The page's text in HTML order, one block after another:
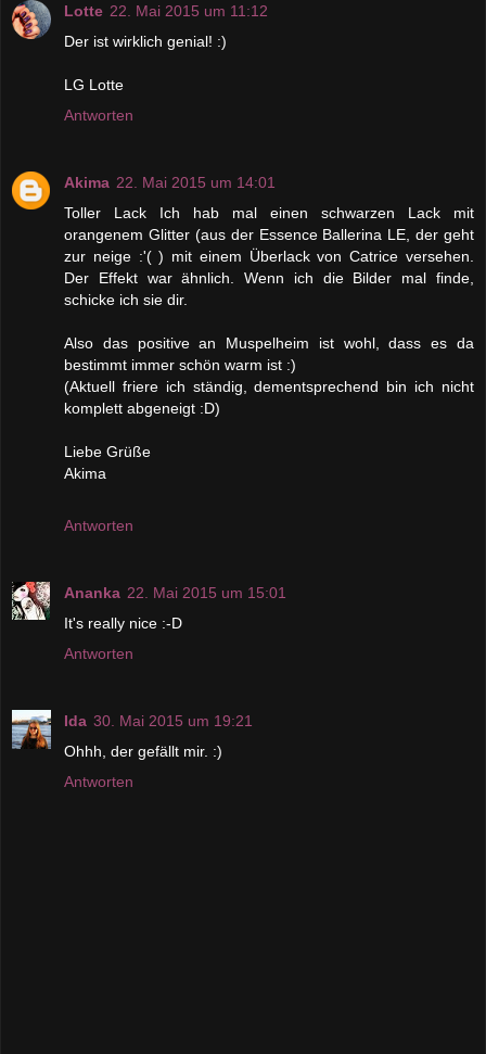
Lotte 22. Mai 2015 um 11:12
Der ist wirklich genial! :)
LG Lotte
Antworten
Akima 22. Mai 2015 um 14:01
Toller Lack Ich hab mal einen schwarzen Lack mit
orangenem Glitter (aus der Essence Ballerina LE, der geht
zur neige :'( ) mit einem Überlack von Catrice versehen.
Der Effekt war ähnlich. Wenn ich die Bilder mal finde,
schicke ich sie dir.
Also das positive an Muspelheim ist wohl, dass es da
bestimmt immer schön warm ist :)
(Aktuell friere ich ständig, dementsprechend bin ich nicht
komplett abgeneigt :D)
Liebe Grüße
Akima
Antworten
Ananka 22. Mai 2015 um 15:01
It's really nice :-D
Antworten
Ida 30. Mai 2015 um 19:21
Ohhh, der gefällt mir. :)
Antworten